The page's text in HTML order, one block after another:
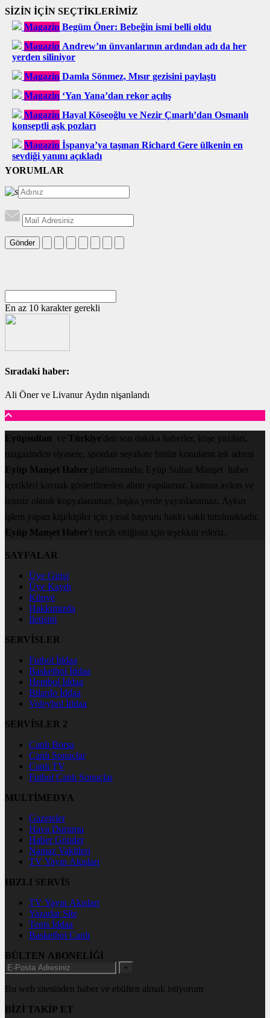
SİZİN İÇİN SEÇTİKLERİMİZ
Magazin Begüm Öner: Bebeğin ismi belli oldu
Magazin Andrew’ın ünvanlarının ardından adı da her
yerden siliniyor
Magazin Damla Sönmez, Mısır gezisini paylaştı
Magazin ‘Yan Yana’dan rekor açılış
Magazin Hayal Köseoğlu ve Nezir Çınarlı’dan Osmanlı
konseptli aşk pozları
Magazin İspanya’ya taşınan Richard Gere ülkenin en
sevdiği yanını açıkladı
YORUMLAR
Gönder
En az 10 karakter gerekli
Sıradaki haber:
Ali Öner ve Livanur Aydın nişanlandı
Eyüpsultan ve Türkiye'den son dakika haberler, köşe yazıları,
magazinden siyasete, spordan seyahate bütün konuların tek adresi
Eyüp Manşet Haber platformunda; Eyüp Sultan Manşet haber
içerikleri kaynak gösterilmeden alıntı yapılamaz, kanuna aykırı ve
izinsiz olarak kopyalanamaz, başka yerde yayınlanamaz. Aykırı
işlem yapan kişi/kişiler için yasal başvuru hakkı saklı tutulmaktadır.
Eyüp Manşet Haber'i tercih ettiğiniz için teşekkür ederiz.
SAYFALAR
Üye Girişi
Üye Kaydı
Künye
Hakkımızda
İletişim
SERVİSLER
Futbol İddaa
Basketbol İddaa
Hentbol İddaa
Bilardo İddaa
Voleybol İddaa
SERVİSLER 2
Canlı Borsa
Canlı Sonuçlar
Canlı TV
Futbol Canlı Sonuçlar
MULTİMEDYA
Gazeteler
Hava Durumu
Haber Gönder
Namaz Vakitleri
TV Yayın Akışları
HIZLI SERVİS
TV Yayın Akışları
Yazarlar Site
Tenis İddaa
Basketbol Canlı
BÜLTEN ABONELİĞİ
+
Bu web sitesinden haber ve ebülten almak istiyorum
BİZİ TAKİP ET